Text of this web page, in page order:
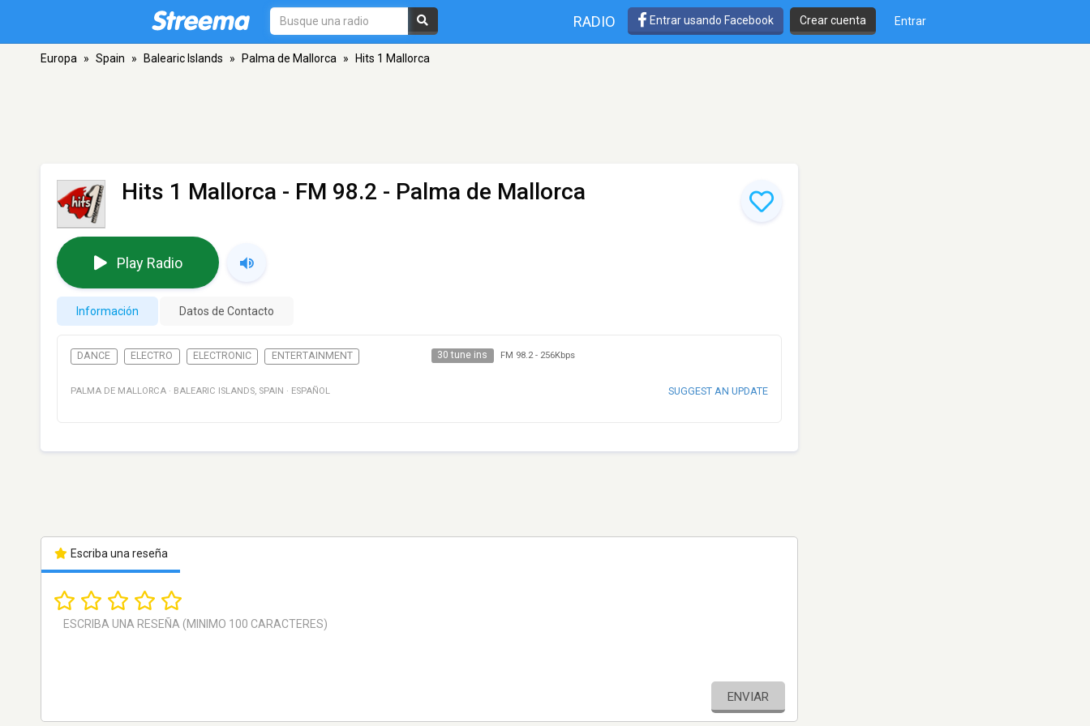
RADIO Entrar usando Facebook Crear cuenta Entrar
Europa » Spain » Balearic Islands » Palma de Mallorca » Hits 1 Mallorca
Hits 1 Mallorca - FM 98.2 - Palma de Mallorca
Play Radio
Información Datos de Contacto
DANCE ELECTRO ELECTRONIC ENTERTAINMENT 30 tune ins FM 98.2- 256Kbps
PALMA DE MALLORCA · BALEARIC ISLANDS, SPAIN · ESPAÑOL SUGGEST AN UPDATE
Escriba una reseña
ENVIAR